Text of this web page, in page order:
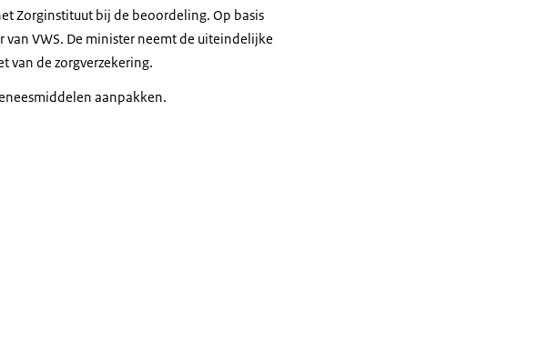
Zorginstituut bij de beoordeling. Op basis
VWS. De minister neemt de uiteindelijke
van de zorgverzekering.
aanpakken.